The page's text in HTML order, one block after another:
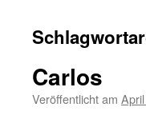
Carlos
Veröffentlicht am